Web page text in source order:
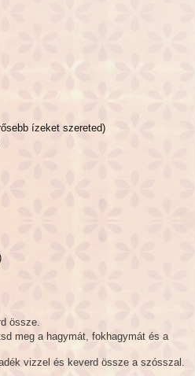
ízeket szereted)
össze.
meg a hagymát, fokhagymát és a
vizzel és keverd össze a szósszal.